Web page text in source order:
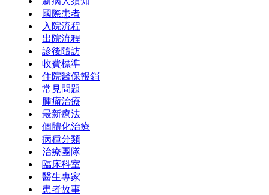
國際患者
入院流程
出院流程
診後隨訪
收費標準
住院醫保報銷
常見問題
腫瘤治療
最新療法
個體化治療
病種分類
治療團隊
臨床科室
醫生專家
患者故事